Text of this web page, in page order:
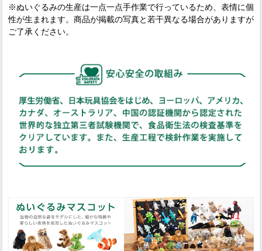
※ぬいぐるみの生産は一点一点手作業で行っているため、表情に個
性が生まれます。商品が掲載の写真と若干異なる場合がありますが
ご了承ください。